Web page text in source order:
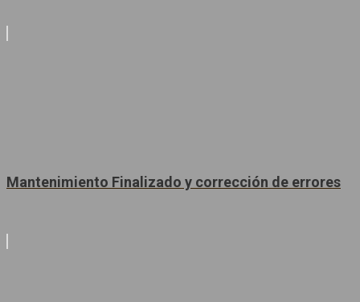
Mantenimiento Finalizado y corrección de errores